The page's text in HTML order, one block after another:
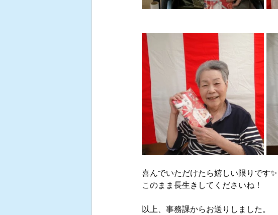
喜んでいただけたら嬉しい限りです✨
このまま長生きしてくださいね！
以上、事務課からお送りしました。